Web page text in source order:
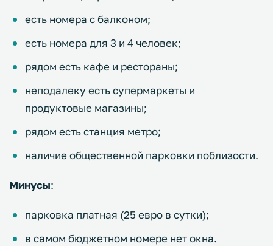
есть номера с балконом;
есть номера для 3 и 4 человек;
рядом есть кафе и рестораны;
неподалеку есть супермаркеты и
продуктовые магазины;
рядом есть станция метро;
наличие общественной парковки поблизости.
Минусы:
парковка платная (25 евро в сутки);
в самом бюджетном номере нет окна.